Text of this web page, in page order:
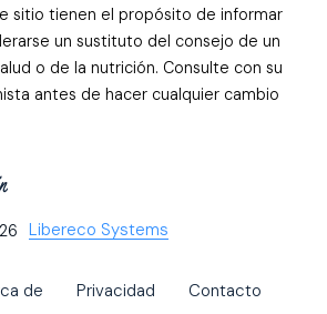
sitio tienen el propósito de informar
un sustituto del consejo de un
o de la nutrición. Consulte con su
antes de hacer cualquier cambio
Libereco Systems
de Privacidad Contacto